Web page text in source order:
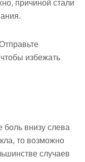
причиной стали
избежать
боль внизу слева
то возможно
случаев